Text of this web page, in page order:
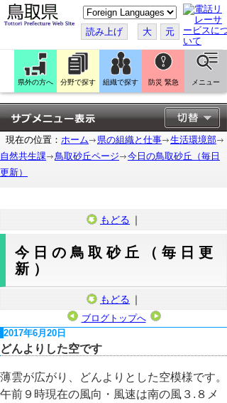
こ
の
ペ
ー
ジ
翻
訳
す
る
読み上げ 大 元
県外の方へ 分野で探す 組織で探す 防災 緊急 メニュー
現在の位置： ホーム 県の組織と仕事
生活環境部
自然共生課
鳥取砂丘ページ
今日の鳥取砂丘（毎日
更新）
もどる ｜
今日の鳥取砂丘（毎日更
新）
もどる ｜
ブログトップへ
2017年6月20日
どんよりした空です
薄雲が広がり、どんよりとした空模様です。
午前９時現在の風向・風速は南の風３.８メ